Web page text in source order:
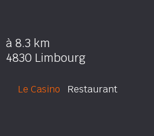
à 8.3 km
4830 Limbourg
Le Casino Restaurant